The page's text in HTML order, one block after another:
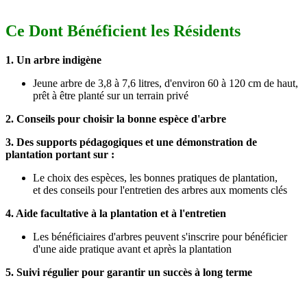
Ce Dont Bénéficient les Résidents
1. Un arbre indigène
Jeune arbre de 3,8 à 7,6 litres, d'environ 60 à 120 cm de haut,
prêt à être planté sur un terrain privé
2. Conseils pour choisir la bonne espèce d'arbre
3. Des supports pédagogiques et une démonstration de
plantation portant sur :
Le choix des espèces, les bonnes pratiques de plantation,
et des conseils pour l'entretien des arbres aux moments clés
4. Aide facultative à la plantation et à l'entretien
Les bénéficiaires d'arbres peuvent s'inscrire pour bénéficier
d'une aide pratique avant et après la plantation
5. Suivi régulier pour garantir un succès à long terme